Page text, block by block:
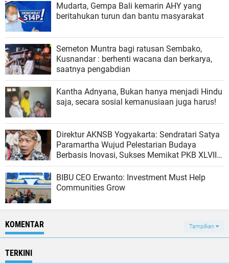
Mudarta, Gempa Bali kemarin AHY yang
beritahukan turun dan bantu masyarakat
Semeton Muntra bagi ratusan Sembako,
Kusnandar : berhenti wacana dan berkarya,
saatnya pengabdian
Kantha Adnyana, Bukan hanya menjadi Hindu
saja, secara sosial kemanusiaan juga harus!
Direktur AKNSB Yogyakarta: Sendratari Satya
Paramartha Wujud Pelestarian Budaya
Berbasis Inovasi, Sukses Memikat PKB XLVIII
Bali
BIBU CEO Erwanto: Investment Must Help
Communities Grow
KOMENTAR Tampilkan
TERKINI